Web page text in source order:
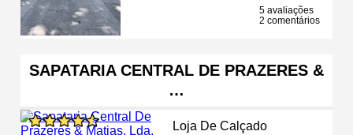
5 avaliações
2 comentários
SAPATARIA CENTRAL DE PRAZERES &
…
Loja De Calçado